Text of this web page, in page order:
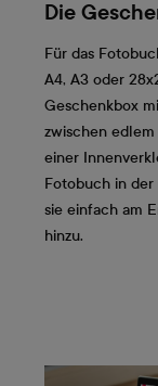
Die
Für das
A4, A3 oder
Geschenkbox
zwischen
einer
Fotobuch in der
sie einfach am
hinzu.